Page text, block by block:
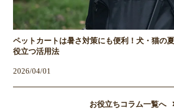
ペットカートは暑さ対策にも便利！犬・猫の
役立つ活用法
2026/04/01
お役立ちコラム一覧へ